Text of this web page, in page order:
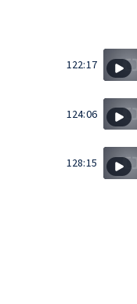
122:17
124:06
128:15